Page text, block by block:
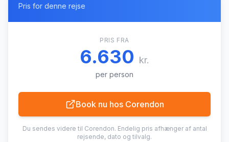
Pris for denne rejse
PRIS FRA
6.630 kr.
per person
Book nu hos Corendon
Du sendes videre til Corendon. Endelig pris afhænger af antal
rejsende, dato og tilvalg.